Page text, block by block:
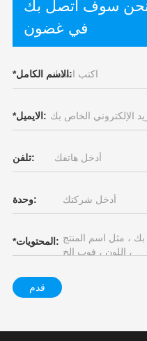
سوف اتصل بك
في غضون
* الاسم الكامل:
* الايميل:
تلفن:
وحدة:
* المحتويات:
قدم